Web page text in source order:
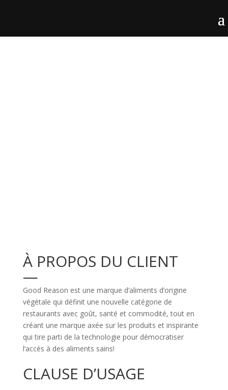
À PROPOS DU CLIENT
—
Good Reason est une marque d’aliments d’origine
végétale qui définit une nouvelle catégorie de
restaurants avec goût, santé et commodité, tout en
créant une marque axée sur les produits et inspirante
qui tire parti de la technologie pour démocratiser
l’accès à des aliments sains!
CLAUSE D’USAGE